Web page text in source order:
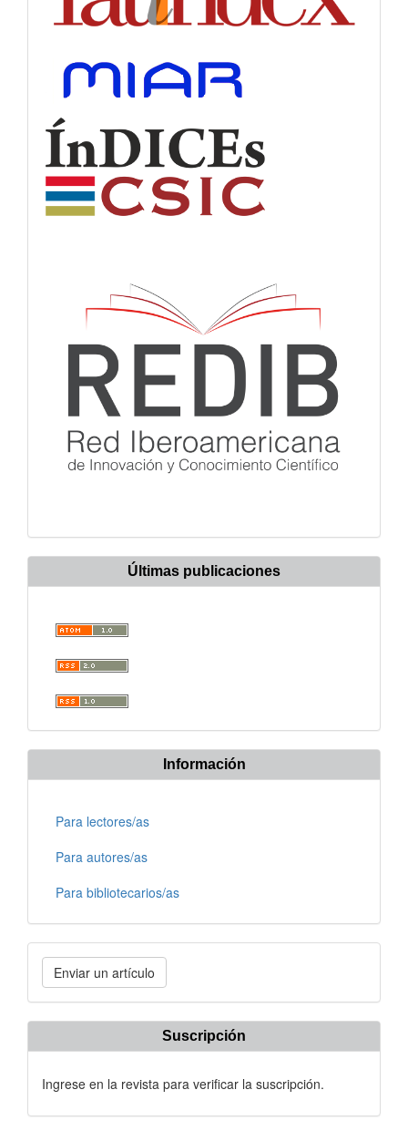
Últimas publicaciones
Información
Para lectores/as
Para autores/as
Para bibliotecarios/as
Enviar
un
artículo
Enviar un artículo
Suscripción
Ingrese en la revista para verificar la suscripción.